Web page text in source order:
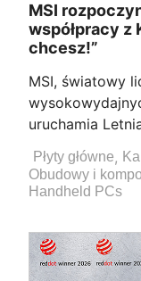
MSI
współpracy z
chcesz!”
MSI, światowy
uruchamia
MSI eShop,
ekskluzywne
monitory,
Klook, jedną z
podróżniczych i
klientom w
Płyty główne,
Obudowy i
Handheld PCs